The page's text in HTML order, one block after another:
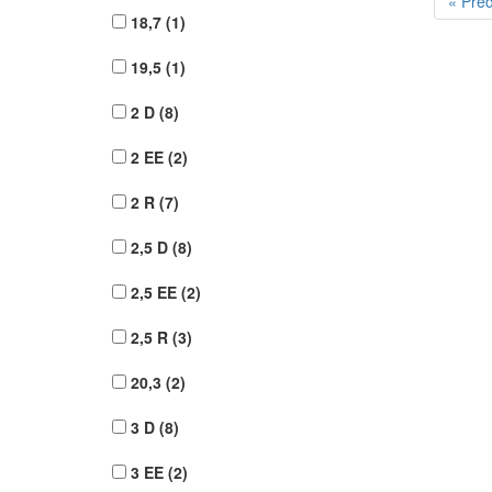
18,7 (1)
19,5 (1)
2 D (8)
2 EE (2)
2 R (7)
2,5 D (8)
2,5 EE (2)
2,5 R (3)
20,3 (2)
3 D (8)
3 EE (2)